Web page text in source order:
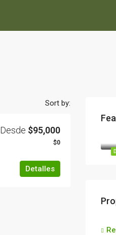
Sort by:
Desde $95,000
$0
Detalles